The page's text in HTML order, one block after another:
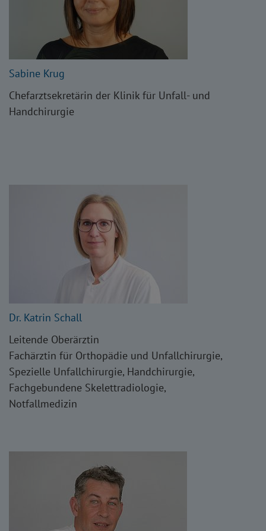
Sabine Krug
Chefarztsekretärin der Klinik für Unfall- und
Handchirurgie
Dr. Katrin Schall
Leitende Oberärztin
Fachärztin für Orthopädie und Unfallchirurgie,
Spezielle Unfallchirurgie, Handchirurgie,
Fachgebundene Skelettradiologie,
Notfallmedizin